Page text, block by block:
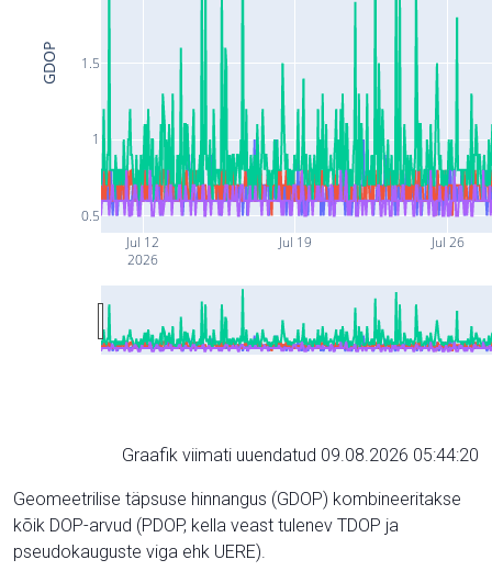
Jul 12
2026
Jul 19 Jul 26
0.5
1
1.5
GDOP
Graafik viimati uuendatud 09.08.2026 05:44:20
Geomeetrilise täpsuse hinnangus (GDOP) kombineeritakse
kõik DOP-arvud (PDOP, kella veast tulenev TDOP ja
pseudokauguste viga ehk UERE).